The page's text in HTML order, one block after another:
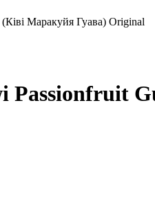
Маракуйя Гуава) Original
Passionfruit